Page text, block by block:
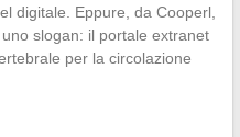
digitale. Eppure, da Cooperl,
slogan: il portale extranet
per la circolazione